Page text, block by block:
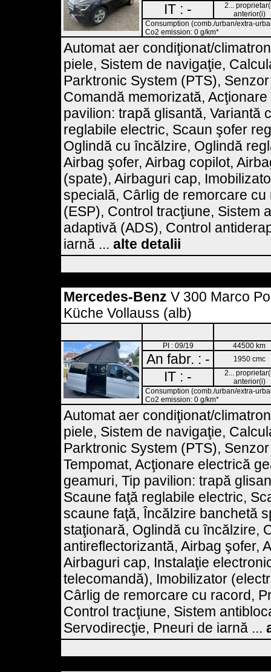
IT : -
2...
anterior(i)
Consumption (comb./urban/extra-
Co2 emission: 0 g/km*
Automat aer condiţionat/
piele, Sistem de navigaţie,
Parktronic System (PTS),
Comandă memorizată,
pavilion: trapă glisantă, Variantă
reglabile electric, Scaun şofer
Oglindă cu încălzire, Oglindă
Airbag şofer, Airbag copilot,
(spate), Airbaguri cap,
specială, Cârlig de remorcare
(ESP), Control tracţiune, Sistem
adaptivă (ADS), Control
iarnă ... alte detalii
Mercedes-Benz V 300 Marco
Küche Vollauss (alb)
PI : 09/19 44500 km
An fabr. : - 1950 cmc
IT : -
2...
anterior(i)
Consumption (comb./urban/extra-
Co2 emission: 0 g/km*
Automat aer condiţionat/
piele, Sistem de navigaţie,
Parktronic System (PTS),
Tempomat, Acţionare electrică
geamuri, Tip pavilion: trapă
Scaune faţă reglabile electric,
scaune faţă, Încălzire banchetă
staţionară, Oglindă cu încălzire,
antireflectorizantă, Airbag şofer,
Airbaguri cap, Instalaţie
telecomandă), Imobilizator
Cârlig de remorcare cu racord,
Control tracţiune, Sistem
Servodirecţie, Pneuri de iarnă ...